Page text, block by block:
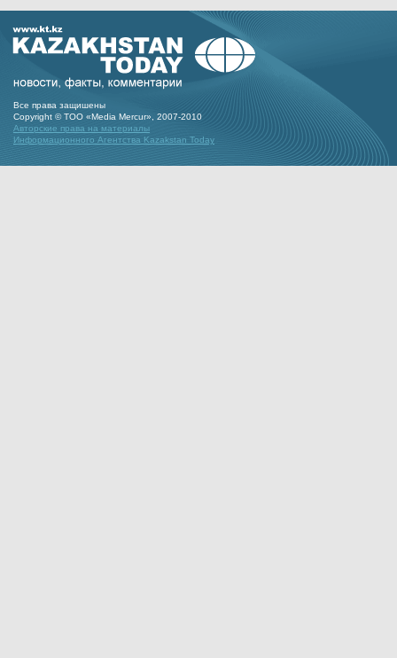
Все права защишены
Copyright © ТОО «Media Mercur», 2007-2010
Авторские права на материалы
Информационного Агентства Kazakstan Today